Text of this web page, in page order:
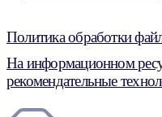
Политика обработки
На информационном
рекомендательные